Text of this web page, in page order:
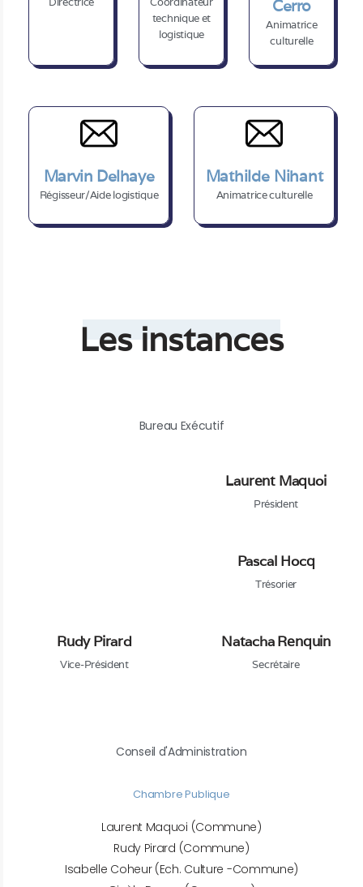
technique et
logistique
Cerro
Animatrice
culturelle
Marvin Delhaye
Régisseur/Aide logistique
Mathilde Nihant
Animatrice culturelle
Les instances
Bureau Exécutif
Laurent Maquoi
Président
Pascal Hocq
Trésorier
Rudy Pirard
Vice-Président
Natacha Renquin
Secrétaire
Conseil d'Administration
Chambre Publique
Laurent Maquoi (Commune)
Rudy Pirard (Commune)
Isabelle Coheur (Ech. Culture -Commune)